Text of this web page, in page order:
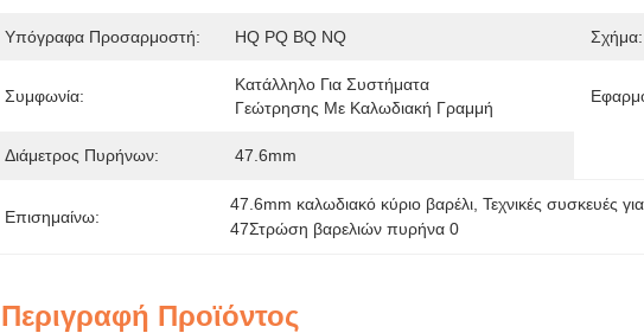
Υπόγραφα Προσαρμοστή: HQ PQ BQ NQ Σχήμα:
Συμφωνία:
Κατάλληλο Για Συστήματα
Γεώτρησης Με Καλωδιακή Γραμμή
Διάμετρος Πυρήνων: 47.6mm
Επισημαίνω:
47.6mm καλωδιακό κύριο βαρέλι, Τεχνικές συσκευές
47Στρώση βαρελιών πυρήνα 0
Περιγραφή Προϊόντος